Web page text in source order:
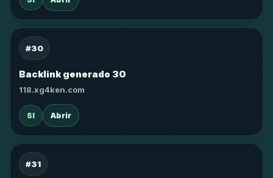
#30
Backlink generado 30
118.xg4ken.com
SI Abrir
#31